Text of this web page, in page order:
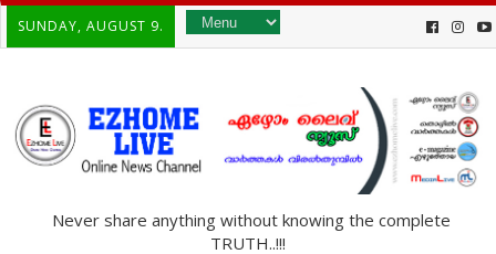
SUNDAY, AUGUST 9.
Never share anything without knowing the complete
TRUTH..!!!